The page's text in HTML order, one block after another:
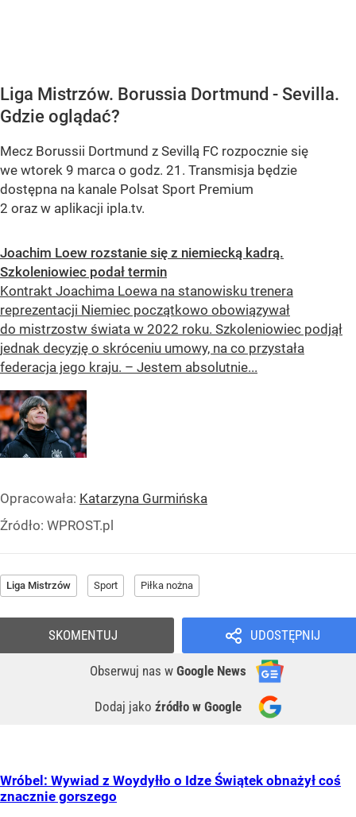
Liga Mistrzów. Borussia Dortmund - Sevilla.
Gdzie oglądać?
Mecz Borussii Dortmund z Sevillą FC rozpocznie się
we wtorek 9 marca o godz. 21. Transmisja będzie
dostępna na kanale Polsat Sport Premium
2 oraz w aplikacji ipla.tv.
Joachim Loew rozstanie się z niemiecką kadrą.
Szkoleniowiec podał termin
Kontrakt Joachima Loewa na stanowisku trenera
reprezentacji Niemiec początkowo obowiązywał
do mistrzostw świata w 2022 roku. Szkoleniowiec podjął
jednak decyzję o skróceniu umowy, na co przystała
federacja jego kraju. – Jestem absolutnie...
Opracowała: Katarzyna Gurmińska
Źródło: WPROST.pl
Liga Mistrzów Sport Piłka nożna
UDOSTĘPNIJ
Obserwuj nas w Google News
Dodaj jako źródło w Google
SKOMENTUJ
Wróbel: Wywiad z Woydyłło o Idze Świątek obnażył coś
znacznie gorszego